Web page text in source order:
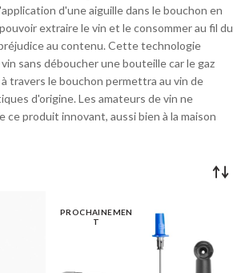
d'une aiguille dans le bouchon en
extraire le vin et le consommer au fil du
au contenu. Cette technologie
sans déboucher une bouteille car le gaz
travers le bouchon permettra au vin de
d'origine. Les amateurs de vin ne
ce produit innovant, aussi bien à la maison
PROCHAINEMEN
T